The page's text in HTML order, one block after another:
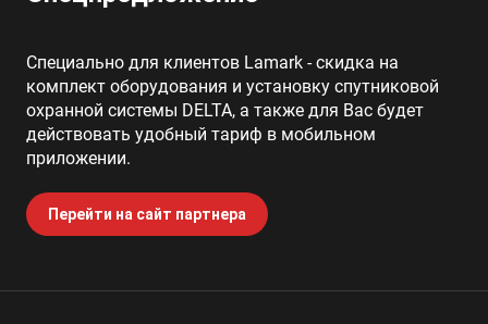
Специально для клиентов Lamark - скидка на
комплект оборудования и установку спутниковой
охранной системы DELTA, а также для Вас будет
действовать удобный тариф в мобильном
приложении.
Перейти на сайт партнера